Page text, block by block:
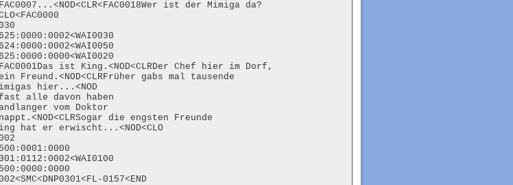
ist der Mimiga da?
ist King.<NOD<CLRDer Chef hier im Dorf,
Freund.<NOD<CLRFrüher gabs mal tausende
hier...<NOD
alle davon haben
vom Doktor
die engsten Freunde
hat er erwischt...<NOD<CLO
0157<END